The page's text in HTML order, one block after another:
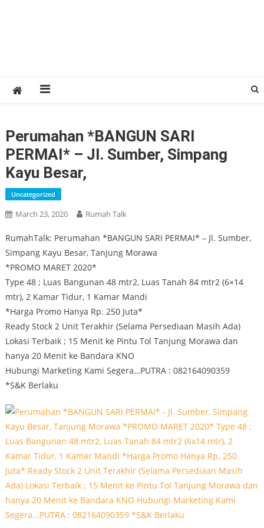
Perumahan *BANGUN SARI
PERMAI* – Jl. Sumber, Simpang
Kayu Besar,
Uncategorized
March 23, 2020 Rumah Talk
RumahTalk: Perumahan *BANGUN SARI PERMAI* – Jl. Sumber,
Simpang Kayu Besar, Tanjung Morawa
*PROMO MARET 2020*
Type 48 ; Luas Bangunan 48 mtr2, Luas Tanah 84 mtr2 (6×14
mtr), 2 Kamar Tidur, 1 Kamar Mandi
*Harga Promo Hanya Rp. 250 Juta*
Ready Stock 2 Unit Terakhir (Selama Persediaan Masih Ada)
Lokasi Terbaik ; 15 Menit ke Pintu Tol Tanjung Morawa dan
hanya 20 Menit ke Bandara KNO
Hubungi Marketing Kami Segera…PUTRA : 082164090359
*S&K Berlaku